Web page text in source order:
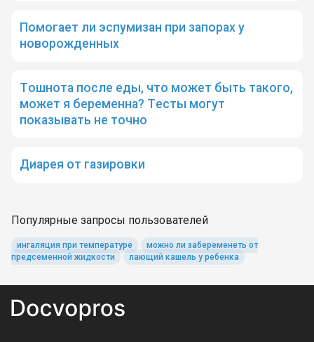
Помогает ли эспумизан при запорах у
новорожденных
Тошнота после еды, что может быть такого,
может я беременна? Тесты могут
показывать не точно
Диарея от газировки
Популярные запросы пользователей
ингаляция при температуре
можно ли забеременеть от
предсеменной жидкости
лающий кашель у ребенка